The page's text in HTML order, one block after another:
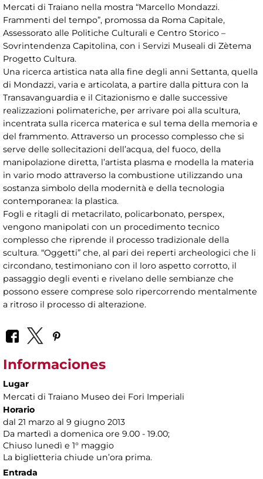
Mercati di Traiano nella mostra “Marcello Mondazzi.
Frammenti del tempo”, promossa da Roma Capitale,
Assessorato alle Politiche Culturali e Centro Storico –
Sovrintendenza Capitolina, con i Servizi Museali di Zètema
Progetto Cultura.
Una ricerca artistica nata alla fine degli anni Settanta, quella
di Mondazzi, varia e articolata, a partire dalla pittura con la
Transavanguardia e il Citazionismo e dalle successive
realizzazioni polimateriche, per arrivare poi alla scultura,
incentrata sulla ricerca materica e sul tema della memoria e
del frammento. Attraverso un processo complesso che si
serve delle sollecitazioni dell’acqua, del fuoco, della
manipolazione diretta, l’artista plasma e modella la materia
in vario modo attraverso la combustione utilizzando una
sostanza simbolo della modernità e della tecnologia
contemporanea: la plastica.
Fogli e ritagli di metacrilato, policarbonato, perspex,
vengono manipolati con un procedimento tecnico
complesso che riprende il processo tradizionale della
scultura. “Oggetti” che, al pari dei reperti archeologici che li
circondano, testimoniano con il loro aspetto corrotto, il
passaggio degli eventi e rivelano delle sembianze che
possono essere comprese solo ripercorrendo mentalmente
a ritroso il processo di alterazione.
Informaciones
Lugar
Mercati di Traiano Museo dei Fori Imperiali
Horario
dal 21 marzo al 9 giugno 2013
Da martedì a domenica ore 9.00 - 19.00;
Chiuso lunedì e 1° maggio
La biglietteria chiude un’ora prima.
Entrada